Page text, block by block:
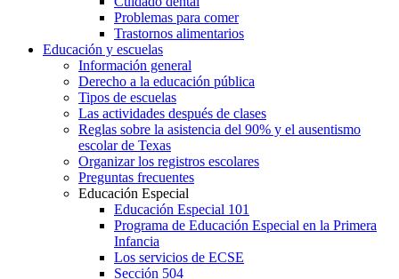
Problemas para comer
Trastornos alimentarios
Educación y escuelas
Información general
Derecho a la educación pública
Tipos de escuelas
Las actividades después de clases
Reglas sobre la asistencia del 90% y el ausentismo
escolar de Texas
Organizar los registros escolares
Preguntas frecuentes
Educación Especial
Educación Especial 101
Programa de Educación Especial en la Primera
Infancia
Los servicios de ECSE
Sección 504